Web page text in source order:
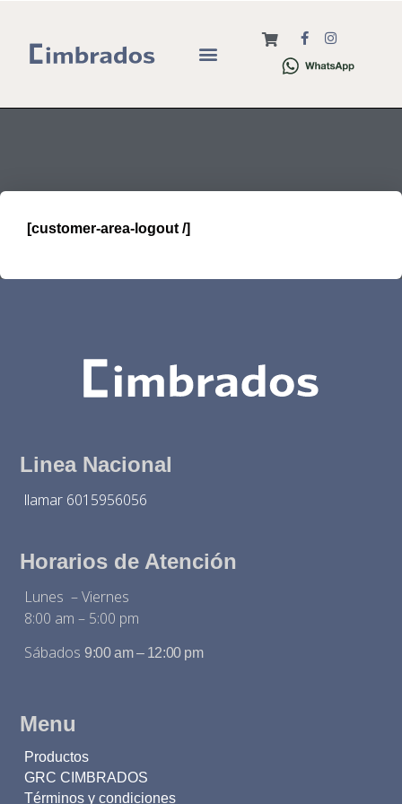
Cerrar sesión
[customer-area-logout /]
Linea Nacional
llamar 6015956056
Horarios de Atención
Lunes – Viernes
8:00 am – 5:00 pm
Sábados 9:00 am – 12:00 pm
Menu
Productos
GRC CIMBRADOS
Términos y condiciones